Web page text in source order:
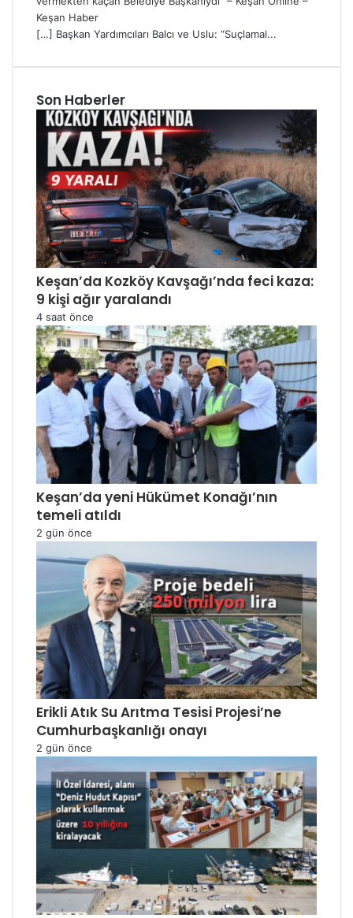
Keşan Haber
[…] Başkan Yardımcıları Balcı ve Uslu: “Suçlamal...
Son Haberler
Keşan’da Kozköy Kavşağı’nda feci kaza:
9 kişi ağır yaralandı
4 saat önce
Keşan’da yeni Hükümet Konağı’nın
temeli atıldı
2 gün önce
Erikli Atık Su Arıtma Tesisi Projesi’ne
Cumhurbaşkanlığı onayı
2 gün önce